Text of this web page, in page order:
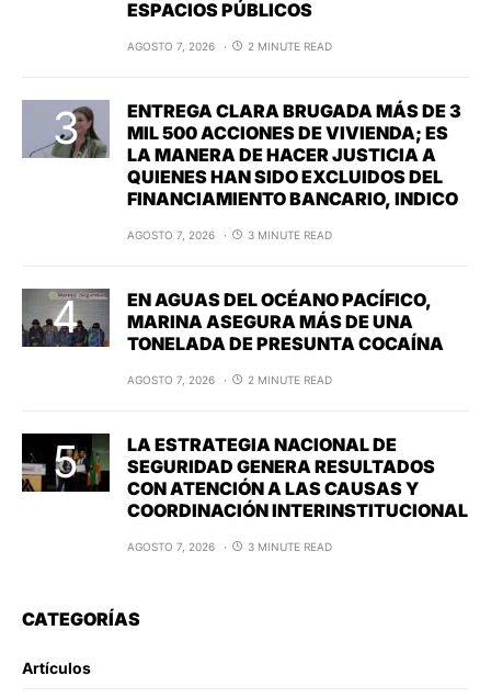
ESPACIOS PÚBLICOS
AGOSTO 7, 2026 2 MINUTE READ
ENTREGA CLARA BRUGADA MÁS DE 3
MIL 500 ACCIONES DE VIVIENDA; ES
LA MANERA DE HACER JUSTICIA A
QUIENES HAN SIDO EXCLUIDOS DEL
FINANCIAMIENTO BANCARIO, INDICO
AGOSTO 7, 2026 3 MINUTE READ
EN AGUAS DEL OCÉANO PACÍFICO,
MARINA ASEGURA MÁS DE UNA
TONELADA DE PRESUNTA COCAÍNA
AGOSTO 7, 2026 2 MINUTE READ
LA ESTRATEGIA NACIONAL DE
SEGURIDAD GENERA RESULTADOS
CON ATENCIÓN A LAS CAUSAS Y
COORDINACIÓN INTERINSTITUCIONAL
AGOSTO 7, 2026 3 MINUTE READ
CATEGORÍAS
Artículos